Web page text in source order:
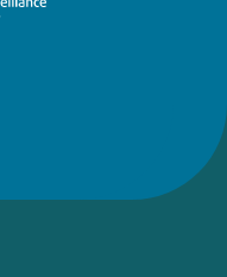
sursur